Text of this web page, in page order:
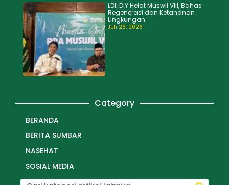
LDII DIY Helat Muswil VIII, Bahas
Regenerasi dan Ketahanan
Lingkungan
Juli 26, 2026
Category
BERANDA
BERITA SUMBAR
NASEHAT
SOSIAL MEDIA